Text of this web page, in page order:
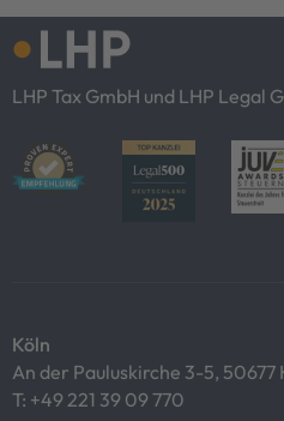
LHP Tax GmbH und LHP Legal
Köln
An der Pauluskirche 3-5, 50677
T: +49 221 39 09 770